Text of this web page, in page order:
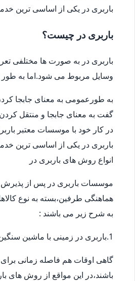
باربری در یکی از اساسی ترین
باربری در چیست؟
باربری در به صورت ها مختلفی
وسایل مربوط می شود.اما به
به طورعمومی به معنای جابجا
گفت به معنای جابجا و منتقل
در کار خود با موسسات معتبر
باربری در یکی از اساسی ترین
انواع روش های باربری در
موسسات باربری در پس از
هماهنگی طرفین،بسته به نوع
به شرح زیر می باشند :
1.باربری در زمینی با ماشین سنگین و وانت بارها :
گاهی اوقات هم فاصله زمانی
باشند،در این مواقع از روش های